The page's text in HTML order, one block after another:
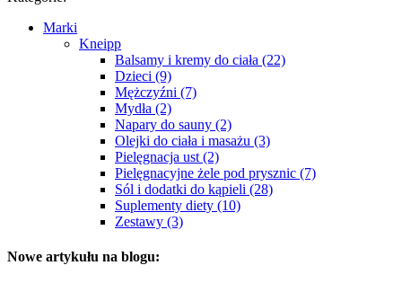
Marki
Kneipp
Balsamy i kremy do ciała (22)
Dzieci (9)
Mężczyźni (7)
Mydła (2)
Napary do sauny (2)
Olejki do ciała i masażu (3)
Pielęgnacja ust (2)
Pielęgnacyjne żele pod prysznic (7)
Sól i dodatki do kąpieli (28)
Suplementy diety (10)
Zestawy (3)
Nowe artykułu na blogu: